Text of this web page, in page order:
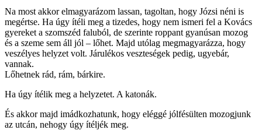
Na most akkor elmagyarázom lassan, tagoltan, hogy Józsi néni is
megértse. Ha úgy ítéli meg a tizedes, hogy nem ismeri fel a Kovács
gyereket a szomszéd faluból, de szerinte roppant gyanúsan mozog
és a szeme sem áll jól – lőhet. Majd utólag megmagyarázza, hogy
veszélyes helyzet volt. Járulékos veszteségek pedig, ugyebár,
vannak.
Lőhetnek rád, rám, bárkire.
Ha úgy ítélik meg a helyzetet. A katonák.
És akkor majd imádkozhatunk, hogy eléggé jólfésülten mozogjunk
az utcán, nehogy úgy ítéljék meg.